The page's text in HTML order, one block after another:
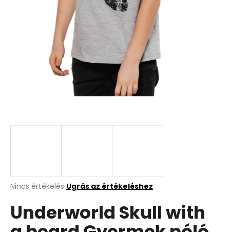
A
átlagos
értékelése
Nincs értékelés Ugrás az értékeléshez
Underworld Skull with